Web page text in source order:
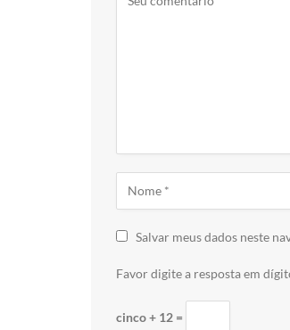
Salvar meus dados neste
Favor digite a resposta em
cinco + 12 =